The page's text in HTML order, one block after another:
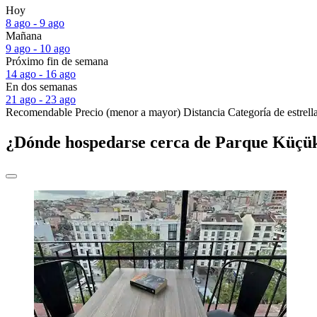
Hoy
8 ago - 9 ago
Mañana
9 ago - 10 ago
Próximo fin de semana
14 ago - 16 ago
En dos semanas
21 ago - 23 ago
Recomendable Precio (menor a mayor) Distancia Categoría de
¿Dónde hospedarse cerca de Parque